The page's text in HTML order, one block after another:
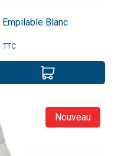
Blanc
TTC
Nouveau